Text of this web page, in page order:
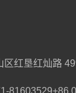
区红垦红灿路